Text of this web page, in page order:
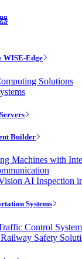
WISE-Edge
Solutions
Builder
Machines with
AI Inspection
Systems
Control
Safety